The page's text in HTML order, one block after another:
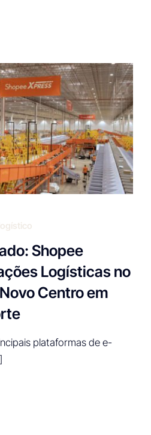
Shopee
Logísticas no
Centro em
plataformas de e-